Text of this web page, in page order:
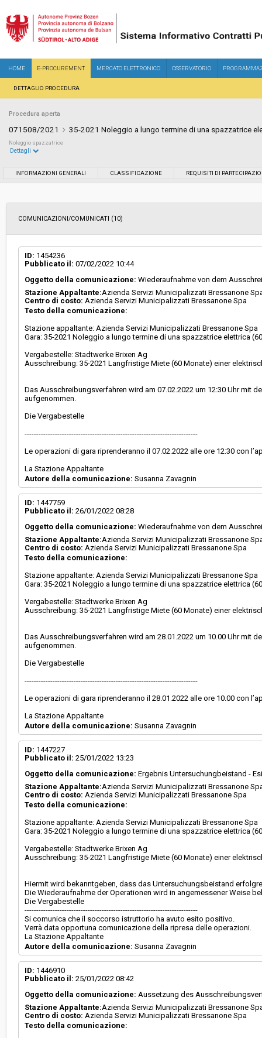
HOME E-PROCUREMENT MERCATO ELETTRONICO OSSERVATORIO
DETTAGLIO PROCEDURA
Procedura aperta
071508/2021 35-2021 Noleggio a lungo termine di una spazzatrice
Noleggio spazzatrice
Servizi sociali:
Scelta del contraente:
Valore stimato della procedura:
Dettagli
INFORMAZIONI GENERALI CLASSIFICAZIONE REQUISITI DI
COMUNICAZIONI/COMUNICATI (10)
ID: 1454236
Pubblicato il: 07/02/2022 10:44
Oggetto della comunicazione: Wiederaufnahme von dem
Stazione Appaltante:Azienda Servizi Municipalizzati Bressanone
Centro di costo: Azienda Servizi Municipalizzati Bressanone Spa
Testo della comunicazione:
Stazione appaltante: Azienda Servizi Municipalizzati Bressanone Spa
Gara: 35-2021 Noleggio a lungo termine di una spazzatrice elettrica
Vergabestelle: Stadtwerke Brixen Ag
Ausschreibung: 35-2021 Langfristige Miete (60 Monate) einer
Das Ausschreibungsverfahren wird am 07.02.2022 um 12:30 Uhr
aufgenommen.
Die Vergabestelle
--------------------------------------------------------------------------
Le operazioni di gara riprenderanno il 07.02.2022 alle ore 12:30 con
La Stazione Appaltante
Autore della comunicazione: Susanna Zavagnin
ID: 1447759
Pubblicato il: 26/01/2022 08:28
Oggetto della comunicazione: Wiederaufnahme von dem
Stazione Appaltante:Azienda Servizi Municipalizzati Bressanone
Centro di costo: Azienda Servizi Municipalizzati Bressanone Spa
Testo della comunicazione:
Stazione appaltante: Azienda Servizi Municipalizzati Bressanone Spa
Gara: 35-2021 Noleggio a lungo termine di una spazzatrice elettrica
Vergabestelle: Stadtwerke Brixen Ag
Ausschreibung: 35-2021 Langfristige Miete (60 Monate) einer
Das Ausschreibungsverfahren wird am 28.01.2022 um 10.00 Uhr
aufgenommen.
Die Vergabestelle
--------------------------------------------------------------------------
Le operazioni di gara riprenderanno il 28.01.2022 alle ore 10.00 con
La Stazione Appaltante
Autore della comunicazione: Susanna Zavagnin
ID: 1447227
Pubblicato il: 25/01/2022 13:23
Oggetto della comunicazione: Ergebnis Untersuchungbeistand -
Stazione Appaltante:Azienda Servizi Municipalizzati Bressanone
Centro di costo: Azienda Servizi Municipalizzati Bressanone Spa
Testo della comunicazione:
Stazione appaltante: Azienda Servizi Municipalizzati Bressanone Spa
Gara: 35-2021 Noleggio a lungo termine di una spazzatrice elettrica
Vergabestelle: Stadtwerke Brixen Ag
Ausschreibung: 35-2021 Langfristige Miete (60 Monate) einer
Hiermit wird bekanntgeben, dass das Untersuchungsbeistand
Die Wiederaufnahme der Operationen wird in angemessener Weise
Die Vergabestelle
--------------------------------------------------------------------------
Si comunica che il soccorso istruttorio ha avuto esito positivo.
Verrà data opportuna comunicazione della ripresa delle operazioni.
La Stazione Appaltante
Autore della comunicazione: Susanna Zavagnin
ID: 1446910
Pubblicato il: 25/01/2022 08:42
Oggetto della comunicazione: Aussetzung des
Stazione Appaltante:Azienda Servizi Municipalizzati Bressanone
Centro di costo: Azienda Servizi Municipalizzati Bressanone Spa
Testo della comunicazione: